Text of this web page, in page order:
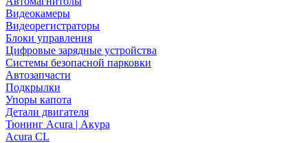
Видеокамеры
Видеорегистраторы
Блоки управления
Цифровые зарядные устройства
Системы безопасной парковки
Автозапчасти
Подкрылки
Упоры капота
Детали двигателя
Тюнинг Acura | Акура
Acura CL